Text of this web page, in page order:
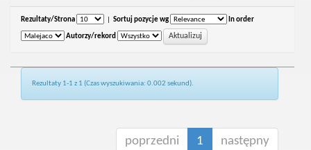
Rezultaty/Strona Sortuj pozycje wg In order
Autorzy/rekord
Rezultaty 1-1 z 1 (Czas wyszukiwania: 0.002 sekund).
poprzedni 1 następny